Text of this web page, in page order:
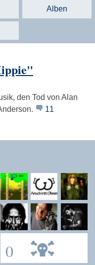
Alben
den Tod von Alan
11
0